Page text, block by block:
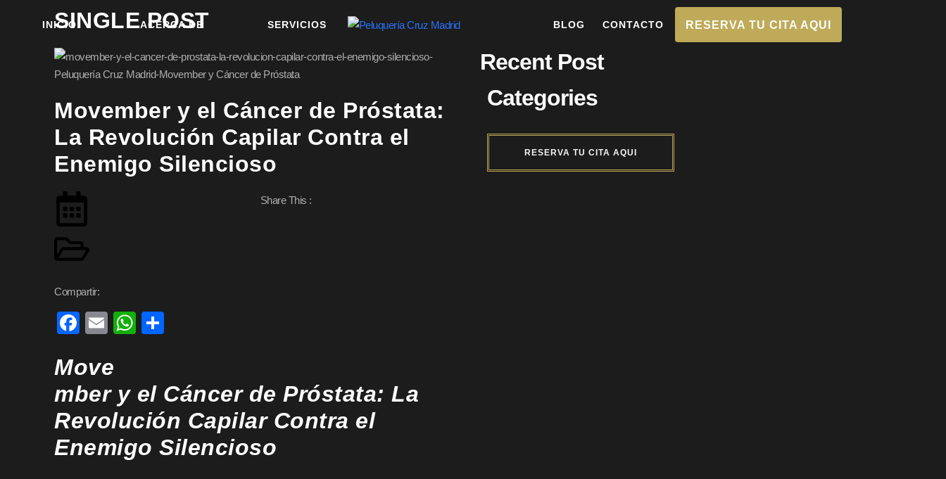
INICIO ACERCA DE SERVICIOS BLOG CONTACTO RESERVA TU CITA AQUI
SINGLE POST
Movember y el Cáncer de Próstata:
La Revolución Capilar Contra el
Enemigo Silencioso
Share This :
Compartir:
F
c
e
b
o
o
E
ail
W
s
A
p
p
p
ar
tir
Move
mber y el Cáncer de Próstata: La
Revolución Capilar Contra el
Enemigo Silencioso
Recent Post
Categories
RESERVA TU CITA AQUI